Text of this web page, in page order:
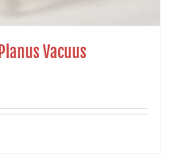
Planus Vacuus